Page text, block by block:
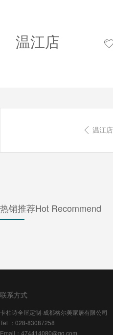
温江店
温江店
热销推荐Hot Recommend
联系方式
卡柏诗全屋定制-成都格尔美家居有限公司
Tel ：028-83087258
Email：474414080@qq.com